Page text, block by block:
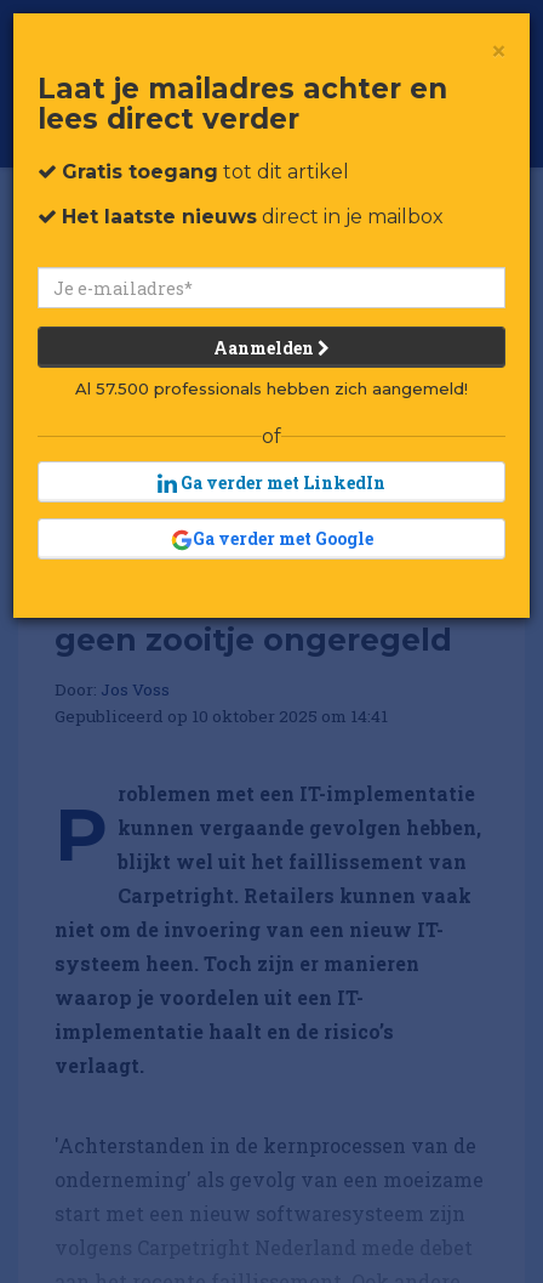
Voor professionals in retail & brands
Toggle
geen zooitje ongeregeld
Door: Jos Voss
Gepubliceerd op 10 oktober 2025 om 14:41
P roblemen met een IT-implementatie
kunnen vergaande gevolgen hebben,
blijkt wel uit het faillissement van
Carpetright. Retailers kunnen vaak
niet om de invoering van een nieuw IT-
systeem heen. Toch zijn er manieren
waarop je voordelen uit een IT-
implementatie haalt en de risico’s
verlaagt.
'Achterstanden in de kernprocessen van de
onderneming' als gevolg van een moeizame
start met een nieuw softwaresysteem zijn
×
Laat je mailadres achter en
lees direct verder
Gratis toegang tot dit artikel
Het laatste nieuws direct in je mailbox
Aanmelden
Al 57.500 professionals hebben zich aangemeld!
of
Ga verder met LinkedIn
Ga verder met Google